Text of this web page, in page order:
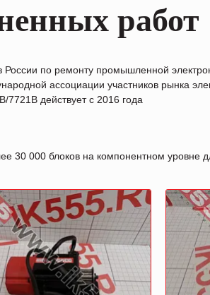
работ
России по ремонту промышленной
ассоциации участников рынка
действует с 2016 года
30 000 блоков на компонентном